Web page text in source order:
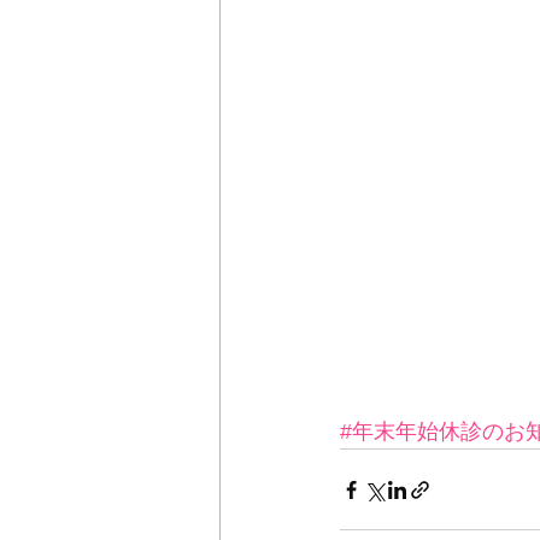
#年末年始休診のお